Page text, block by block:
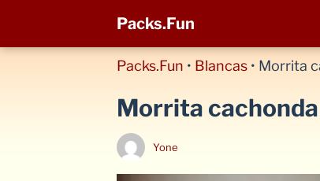
Packs.Fun
Packs.Fun • Blancas • Morrita
Morrita
Yone